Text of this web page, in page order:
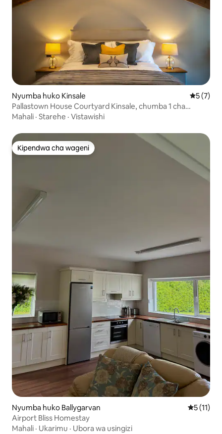
Nyumba huko Kinsale
5 (7)
Pallastown House Courtyard Kinsale, chumba 1 cha
kifahari cha kulala
Mahali · Starehe · Vistawishi
Kipendwa cha wageni
Kipendwa cha wageni
Nyumba huko Ballygarvan Ukadiriaji
5 (11)
Airport Bliss Homestay
Mahali · Ukarimu · Ubora wa usingizi